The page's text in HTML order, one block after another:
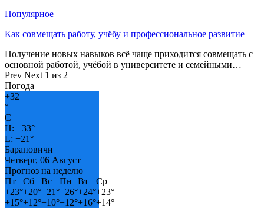
Популярное
Как совмещать работу, учёбу и профессиональное развитие
Получение новых навыков всё чаще приходится совмещать с
основной работой, учёбой в университете и семейными…
Prev Next 1 из 2
Погода
+32
°
C
H: +33°
L: +21°
Барановичи
Четверг, 06 Август
Прогноз на неделю
Пт
Сб Вс Пн Вт
Ср
+23°+20°+21°+26°+24°+23°
+15°+12°+10°+12°+16°+14°